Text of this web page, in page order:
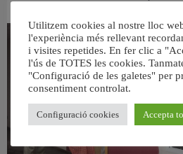
Utilitzem cookies al nostre lloc
l'experiència més rellevant
i visites repetides. En fer clic a
l'ús de TOTES les cookies.
"Configuració de les galetes" per
consentiment controlat.
Configuració cookies Accepta